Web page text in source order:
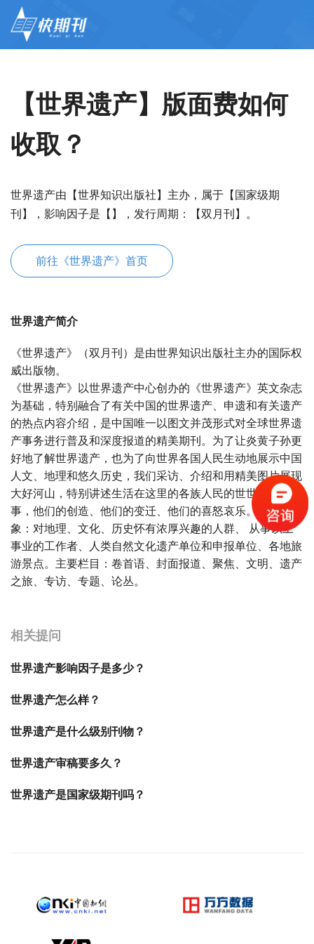
【世界遗产】版面费如何
收取？
世界遗产由【世界知识出版社】主办，属于【国家级期
刊】，影响因子是【】，发行周期：【双月刊】。
前往《世界遗产》首页
世界遗产简介
《世界遗产》（双月刊）是由世界知识出版社主办的国际权
威出版物。
《世界遗产》以世界遗产中心创办的《世界遗产》英文杂志
为基础，特别融合了有关中国的世界遗产、申遗和有关遗产
的热点内容介绍，是中国唯一以图文并茂形式对全球世界遗
产事务进行普及和深度报道的精美期刊。为了让炎黄子孙更
好地了解世界遗产，也为了向世界各国人民生动地展示中国
人文、地理和悠久历史，我们采访、介绍和用精美图片展现
大好河山，特别讲述生活在这里的各族人民的世世代代的故
事，他们的创造、他们的变迁、他们的喜怒哀乐。读者对
象：对地理、文化、历史怀有浓厚兴趣的人群、 从事以上
事业的工作者、人类自然文化遗产单位和申报单位、各地旅
游景点。主要栏目：卷首语、封面报道、聚焦、文明、遗产
之旅、专访、专题、论丛。
相关提问
世界遗产影响因子是多少？
世界遗产怎么样？
世界遗产是什么级别刊物？
世界遗产审稿要多久？
世界遗产是国家级期刊吗？